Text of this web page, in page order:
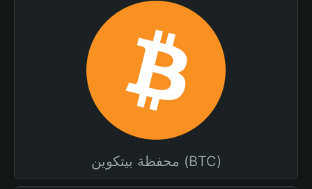
محفظة بيتكوين (BTC)